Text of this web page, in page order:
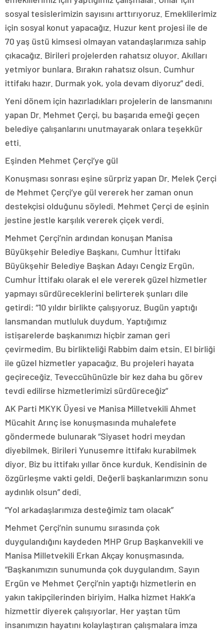
sosyal tesislerimizin sayısını arttırıyoruz. Emeklilerimiz
için sosyal konut yapacağız. Huzur kent projesi ile de
70 yaş üstü kimsesi olmayan vatandaşlarımıza sahip
çıkacağız. Birileri projelerden rahatsız oluyor. Akılları
yetmiyor bunlara. Bırakın rahatsız olsun. Cumhur
ittifakı hazır. Durmak yok, yola devam diyoruz” dedi.
Yeni dönem için hazırladıkları projelerin de lansmanını
yapan Dr. Mehmet Çerçi, bu başarıda emeği geçen
belediye çalışanlarını unutmayarak onlara teşekkür
etti.
Eşinden Mehmet Çerçi’ye gül
Konuşması sonrası eşine sürpriz yapan Dr. Melek Çerçi
de Mehmet Çerçi’ye gül vererek her zaman onun
destekçisi olduğunu söyledi. Mehmet Çerçi de eşinin
jestine jestle karşılık vererek çiçek verdi.
Mehmet Çerçi’nin ardından konuşan Manisa
Büyükşehir Belediye Başkanı, Cumhur İttifakı
Büyükşehir Belediye Başkan Adayı Cengiz Ergün,
Cumhur İttifakı olarak el ele vererek güzel hizmetler
yapmayı sürdüreceklerini belirterek şunları dile
getirdi: “10 yıldır birlikte çalışıyoruz. Bugün yaptığı
lansmandan mutluluk duydum. Yaptığımız
istişarelerde başkanımızı hiçbir zaman geri
çevirmedim. Bu birlikteliği Rabbim daim etsin. El birliği
ile güzel hizmetler yapacağız. Bu projeleri hayata
geçireceğiz. Teveccühünüzle bir kez daha bu görev
tevdi edilirse hizmetlerimizi sürdüreceğiz”
AK Parti MKYK Üyesi ve Manisa Milletvekili Ahmet
Mücahit Arınç ise konuşmasında muhalefete
göndermede bulunarak “Siyaset hodri meydan
diyebilmek. Birileri Yunusemre ittifakı kurabilmek
diyor. Biz bu ittifakı yıllar önce kurduk. Kendisinin de
özgürleşme vakti geldi. Değerli başkanlarımızın sonu
aydınlık olsun” dedi.
“Yol arkadaşlarımıza desteğimiz tam olacak”
Mehmet Çerçi’nin sunumu sırasında çok
duygulandığını kaydeden MHP Grup Başkanvekili ve
Manisa Milletvekili Erkan Akçay konuşmasında,
“Başkanımızın sunumunda çok duygulandım. Sayın
Ergün ve Mehmet Çerçi’nin yaptığı hizmetlerin en
yakın takipçilerinden biriyim. Halka hizmet Hakk’a
hizmettir diyerek çalışıyorlar. Her yaştan tüm
insanımızın hayatını kolaylaştıran çalışmalara imza